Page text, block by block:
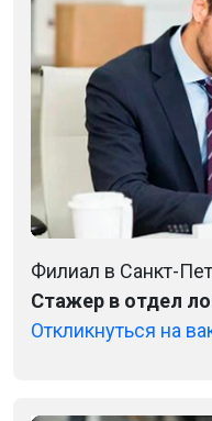
Филиал в Санкт-
Cтажер в отдел
Откликнуться на